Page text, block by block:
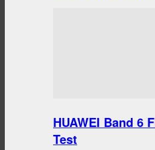
HUAWEI Band 6
Test